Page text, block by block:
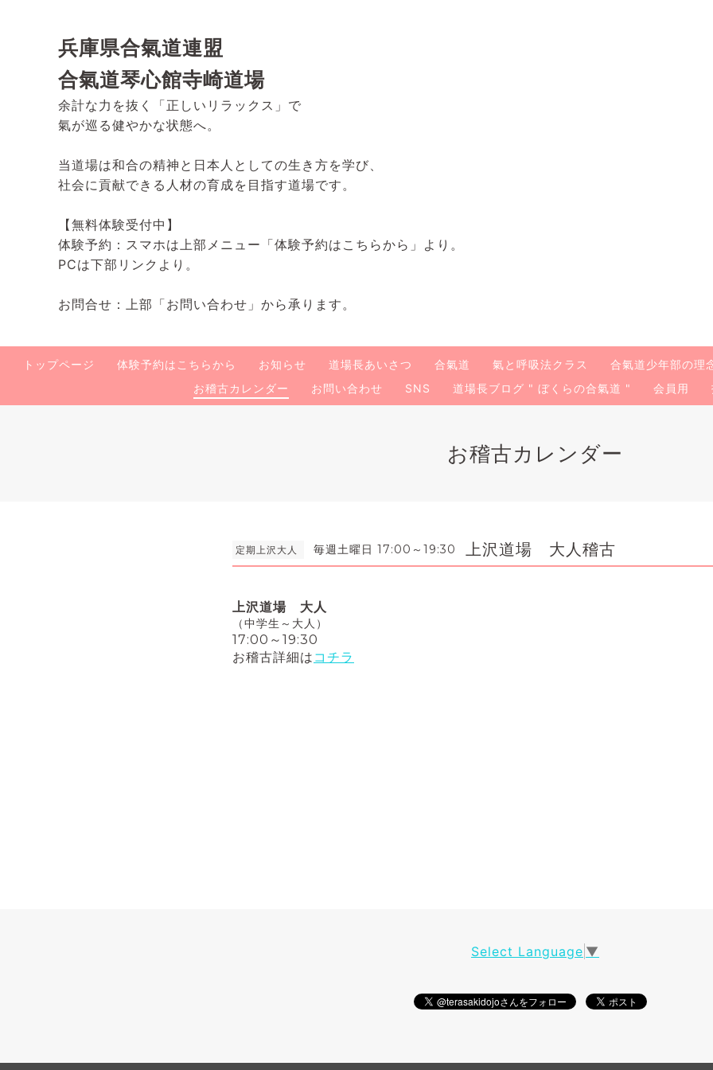
兵庫県合氣道連盟
合氣道琴心館寺崎道場
余計な力を抜く「正しいリラックス」で
氣が巡る健やかな状態へ。
当道場は和合の精神と日本人としての生き方を学び、
社会に貢献できる人材の育成を目指す道場です。
【無料体験受付中】
体験予約：スマホは上部メニュー「体験予約はこちらから」より。
PCは下部リンクより。
お問合せ：上部「お問い合わせ」から承ります。
トップページ 体験予約はこちらから お知らせ 道場長あいさつ 合氣道 氣と呼吸法クラス 合氣道少年部の理
お稽古カレンダー
お問い合わせ SNS 道場長ブログ " ぼくらの合氣道 " 会員用
お稽古カレンダー
定期上沢大人 毎週土曜日 17:00～19:30 上沢道場 大人稽古
上沢道場 大人
（中学生～大人）
17:00～19:30
お稽古詳細は コチラ
Select Language ▼